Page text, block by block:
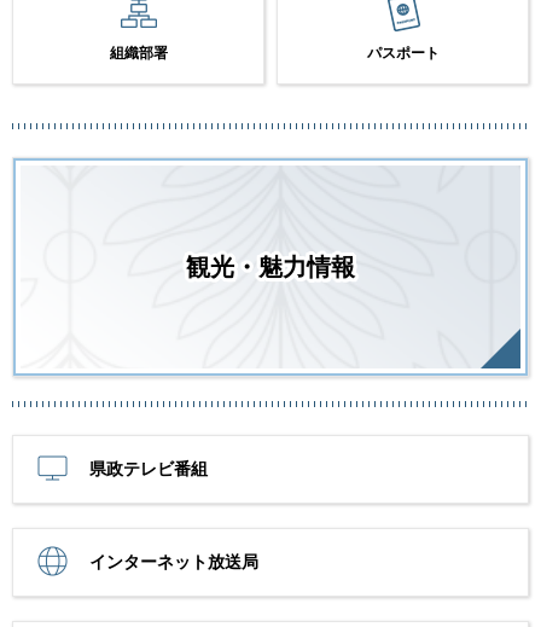
組織部署 パスポート
観光・魅力情報
県政テレビ番組
インターネット放送局